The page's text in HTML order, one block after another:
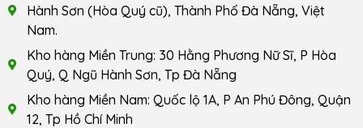
Hành Sơn (Hòa Quý cũ), Thành Phố Đà Nẵng, Việt
Nam.
Kho hàng Miền Trung: 30 Hằng Phương Nữ Sĩ, P Hòa
Quý, Q Ngũ Hành Sơn, Tp Đà Nẵng
Kho hàng Miền Nam: Quốc lộ 1A, P An Phú Đông, Quận
12, Tp Hồ Chí Minh